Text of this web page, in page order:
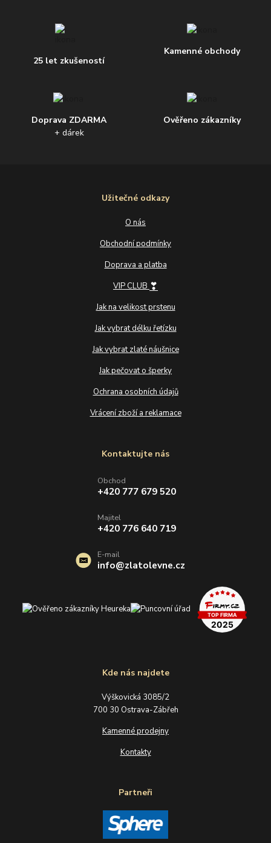
25 let zkušeností
Kamenné obchody
Doprava ZDARMA
+ dárek
Ověřeno zákazníky
Užitečné odkazy
O nás
Obchodní podmínky
Doprava a platba
VIP CLUB ❣
Jak na velikost prstenu
Jak vybrat délku řetízku
Jak vybrat zlaté náušnice
Jak pečovat o šperky
Ochrana osobních údajů
Vrácení zboží a reklamace
Kde nás najdete
Výškovická 3085/2
700 30 Ostrava-Zábřeh
Kamenné prodejny
Kontakty
Partneři
Kontaktujte nás
Obchod
+420 777 679 520
Majitel
+420 776 640 719
E-mail
info@zlatolevne.cz